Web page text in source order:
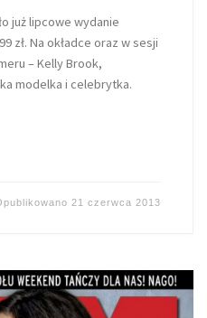
już lipcowe wydanie
zł. Na okładce oraz w sesji
– Kelly Brook,
modelka i celebrytka.
21 czerwca 2013